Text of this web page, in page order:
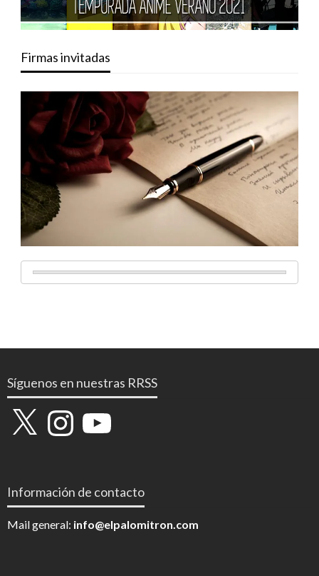
Firmas invitadas
Síguenos en nuestras RRSS
X InstagramYouTube
Información de contacto
Mail general: info@elpalomitron.com